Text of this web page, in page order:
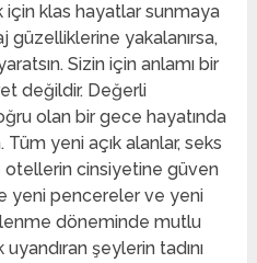
klas hayatlar sunmaya
güzelliklerine yakalanırsa,
Sizin için anlamı bir
değildir. Değerli
olan bir gece hayatında
Tüm yeni açık alanlar, seks
cinsiyetine güven
yeni pencereler ve yeni
döneminde mutlu
şeylerin tadını